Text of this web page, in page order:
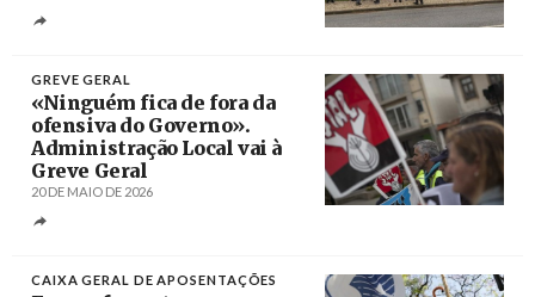
GREVE GERAL
«Ninguém fica de fora da
ofensiva do Governo».
Administração Local vai à
Greve Geral
20 DE MAIO DE 2026
CAIXA GERAL DE APOSENTAÇÕES